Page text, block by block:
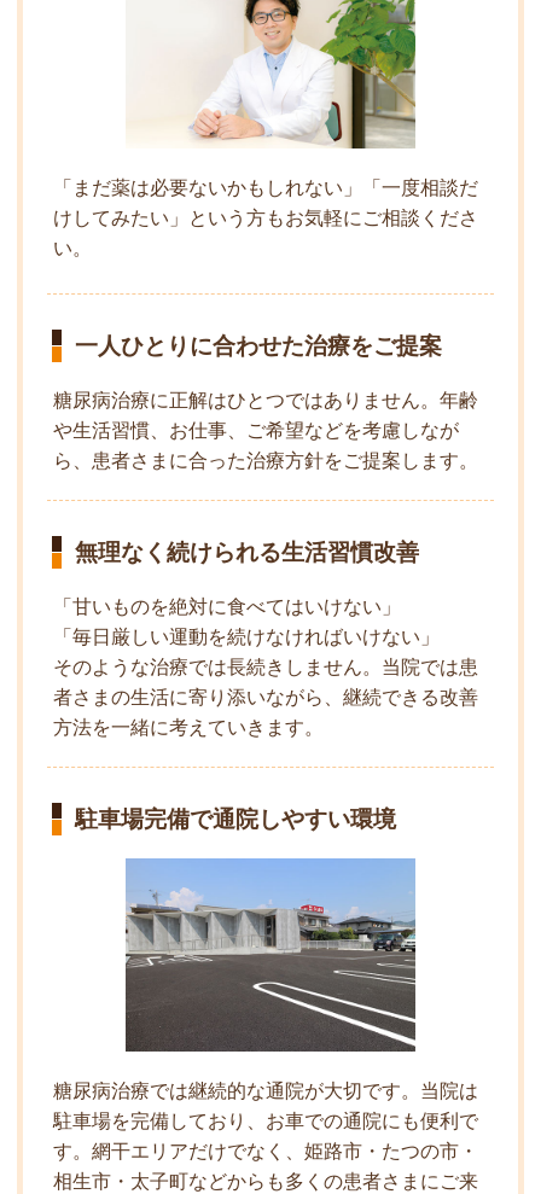
「まだ薬は必要ないかもしれない」「一度相談だ
けしてみたい」という方もお気軽にご相談くださ
い。
一人ひとりに合わせた治療をご提案
糖尿病治療に正解はひとつではありません。年齢
や生活習慣、お仕事、ご希望などを考慮しなが
ら、患者さまに合った治療方針をご提案します。
無理なく続けられる生活習慣改善
「甘いものを絶対に食べてはいけない」
「毎日厳しい運動を続けなければいけない」
そのような治療では長続きしません。当院では患
者さまの生活に寄り添いながら、継続できる改善
方法を一緒に考えていきます。
駐車場完備で通院しやすい環境
糖尿病治療では継続的な通院が大切です。当院は
駐車場を完備しており、お車での通院にも便利で
す。網干エリアだけでなく、姫路市・たつの市・
相生市・太子町などからも多くの患者さまにご来